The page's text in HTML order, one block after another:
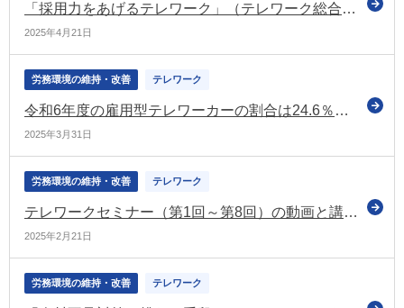
「採用力をあげるテレワーク」（テレワーク総合ポータルサイトのコラム）
2025年4月21日
労務環境の維持・改善 テレワーク
令和6年度の雇用型テレワーカーの割合は24.6％（昨年度から0.2ポイント減少） テレワーカーの割合は下げ止まり傾向（国交省）
2025年3月31日
労務環境の維持・改善 テレワーク
テレワークセミナー（第1回～第8回）の動画と講演資料を公開（テレワーク総合ポータルサイト）
2025年2月21日
労務環境の維持・改善 テレワーク